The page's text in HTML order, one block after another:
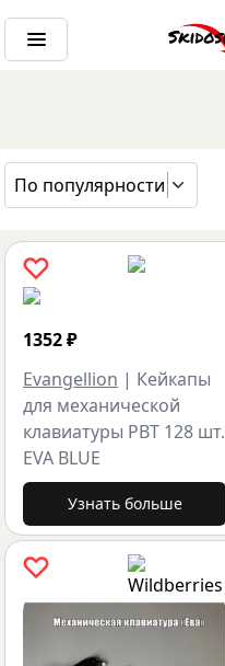
По популярности
ГЛАВНАЯ
БРЕНДЫ
1352₽
Evangellion | Кейкапы
для механической
клавиатуры PBT 128 шт.
EVA BLUE
Узнать больше